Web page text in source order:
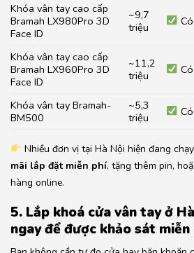
Khóa vân tay cao cấp
Bramah LX980Pro 3D
Face ID
~9,7
triệu
Có
Khóa vân tay cao cấp
Bramah LX960Pro 3D
Face ID
~11,2
triệu
Có
Khóa vân tay Bramah-
BM500
~5,3
triệu
Có
Nhiều đơn vị tại Hà Nội hiện đang chạy
mãi lắp đặt miễn phí, tặng thêm pin,
hàng online.
5. Lắp khoá cửa vân tay ở
ngay để được khảo sát miễn